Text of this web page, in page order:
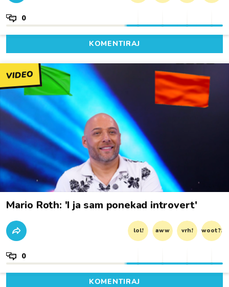
0
KOMENTIRAJ
VIDEO
Mario Roth: 'I ja sam ponekad introvert'
lol! aww vrh! woot?!
0
KOMENTIRAJ